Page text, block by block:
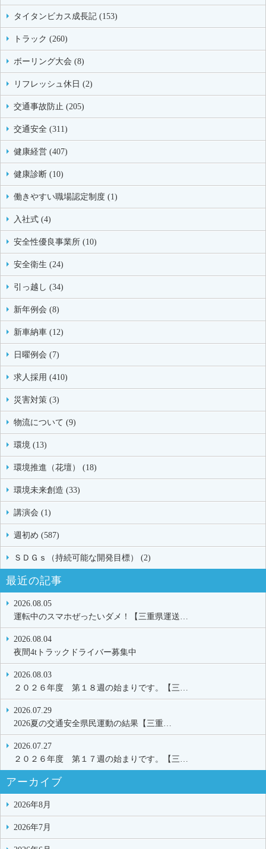
タイタンビカス成長記 (153)
トラック (260)
ボーリング大会 (8)
リフレッシュ休日 (2)
交通事故防止 (205)
交通安全 (311)
健康経営 (407)
健康診断 (10)
働きやすい職場認定制度 (1)
入社式 (4)
安全性優良事業所 (10)
安全衛生 (24)
引っ越し (34)
新年例会 (8)
新車納車 (12)
日曜例会 (7)
求人採用 (410)
災害対策 (3)
物流について (9)
環境 (13)
環境推進（花壇） (18)
環境未来創造 (33)
講演会 (1)
週初め (587)
ＳＤＧｓ（持続可能な開発目標） (2)
最近の記事
2026.08.05
運転中のスマホぜったいダメ！【三重県運送…
2026.08.04
夜間4tトラックドライバー募集中
2026.08.03
２０２６年度 第１８週の始まりです。【三…
2026.07.29
2026夏の交通安全県民運動の結果【三重…
2026.07.27
２０２６年度 第１７週の始まりです。【三…
アーカイブ
2026年8月
2026年7月